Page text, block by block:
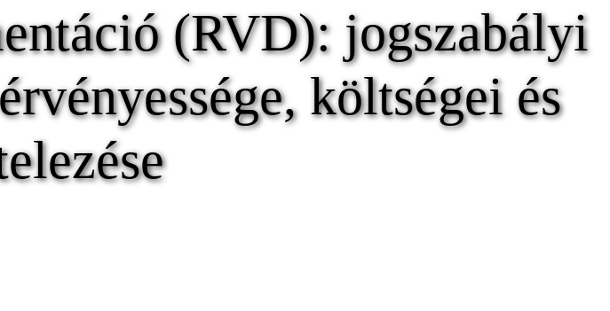
(RVD): jogszabályi
költségei és